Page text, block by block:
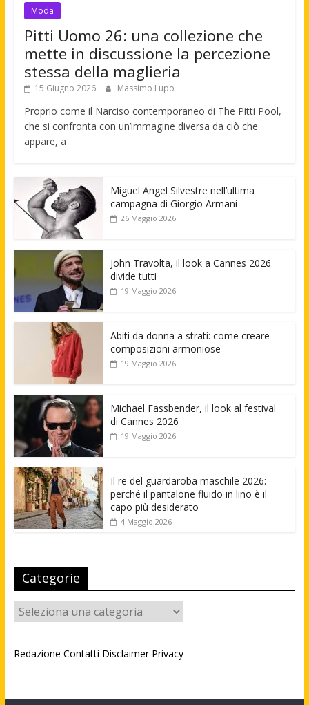
Moda
Pitti Uomo 26: una collezione che
mette in discussione la percezione
stessa della maglieria
15 Giugno 2026 Massimo Lupo
Proprio come il Narciso contemporaneo di The Pitti Pool,
che si confronta con un’immagine diversa da ciò che
appare, a
Miguel Angel Silvestre nell’ultima
campagna di Giorgio Armani
26 Maggio 2026
John Travolta, il look a Cannes 2026
divide tutti
19 Maggio 2026
Abiti da donna a strati: come creare
composizioni armoniose
19 Maggio 2026
Michael Fassbender, il look al festival
di Cannes 2026
19 Maggio 2026
Il re del guardaroba maschile 2026:
perché il pantalone fluido in lino è il
capo più desiderato
4 Maggio 2026
Categorie
Categorie
Redazione Contatti Disclaimer Privacy